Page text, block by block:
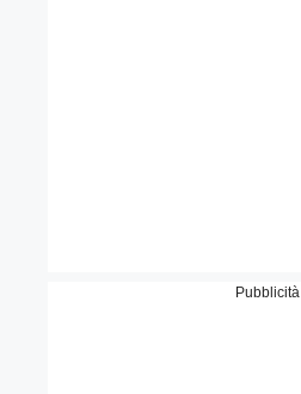
Pubblicità